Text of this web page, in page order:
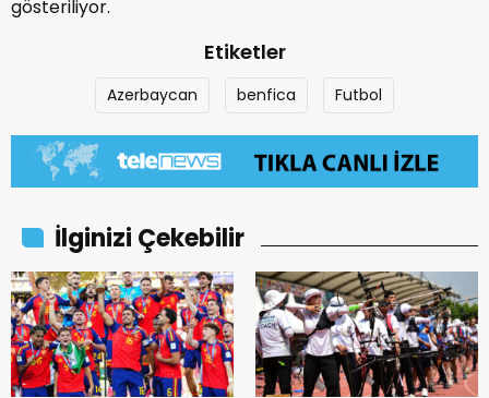
gösteriliyor.
Etiketler
Azerbaycan benfica Futbol
İlginizi Çekebilir